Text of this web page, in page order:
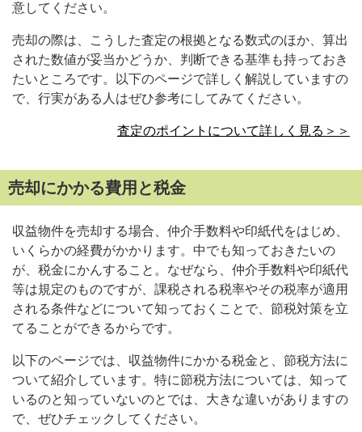
意してください。
売却の際は、こうした査定の根拠となる数式のほか、算出
された数値が妥当かどうか、判断できる基準も持っておき
たいところです。以下のページで詳しく解説していますの
で、行実がある人はぜひ参考にしてみてください。
査定のポイントについて詳しく見る＞＞
売却にかかる費用と税金
収益物件を売却する場合、仲介手数料や印紙代をはじめ、
いくらかの経費がかかります。中でも知っておきたいの
が、税金にかんすること。なぜなら、仲介手数料や印紙代
等は規定のものですが、課税される税率やその税率が適用
される条件などについて知っておくことで、節税対策を立
てることができるからです。
以下のページでは、収益物件にかかる税金と、節税方法に
ついて紹介しています。特に節税方法については、知って
いるのと知っていないのとでは、大きな違いがありますの
で、ぜひチェックしてください。